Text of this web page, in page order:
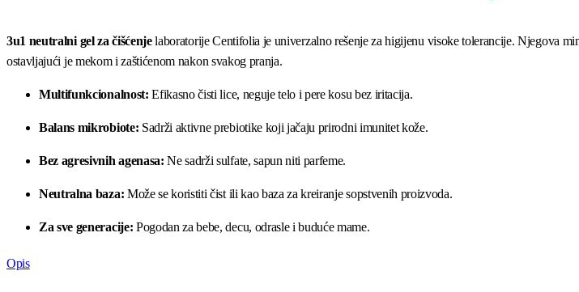
3u1 neutralni gel za čišćenjelaboratorije Centifolia je univerzalno rešenje za higijenu visoke tolerancije. Njegova
ostavljajući je mekom i zaštićenom nakon svakog pranja.
Multifunkcionalnost: Efikasno čisti lice, neguje telo i pere kosu bez iritacija.
Balans mikrobiote: Sadrži aktivne prebiotike koji jačaju prirodni imunitet kože.
Bez agresivnih agenasa: Ne sadrži sulfate, sapun niti parfeme.
Neutralna baza: Može se koristiti čist ili kao baza za kreiranje sopstvenih proizvoda.
Za sve generacije: Pogodan za bebe, decu, odrasle i buduće mame.
Opis